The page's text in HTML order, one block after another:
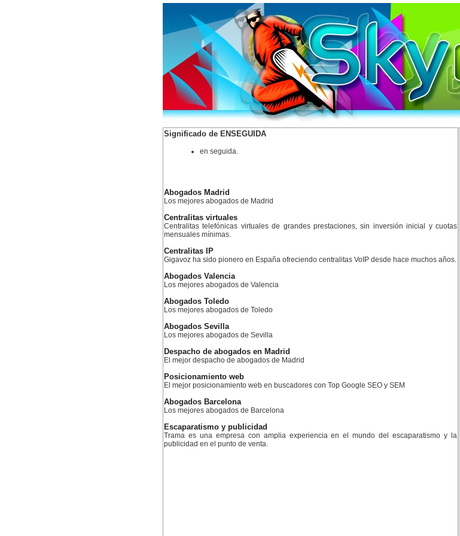
Significado de ENSEGUIDA
en seguida.
Abogados Madrid
Los mejores abogados de Madrid
Centralitas virtuales
Centralitas telefónicas virtuales de grandes prestaciones, sin inversión inicial y cuotas
mensuales mínimas.
Centralitas IP
Gigavoz ha sido pionero en España ofreciendo centralitas VoIP desde hace muchos años.
Abogados Valencia
Los mejores abogados de Valencia
Abogados Toledo
Los mejores abogados de Toledo
Abogados Sevilla
Los mejores abogados de Sevilla
Despacho de abogados en Madrid
El mejor despacho de abogados de Madrid
Posicionamiento web
El mejor posicionamiento web en buscadores con Top Google SEO y SEM
Abogados Barcelona
Los mejores abogados de Barcelona
Escaparatismo y publicidad
Trama es una empresa con amplia experiencia en el mundo del escaparatismo y la
publicidad en el punto de venta.